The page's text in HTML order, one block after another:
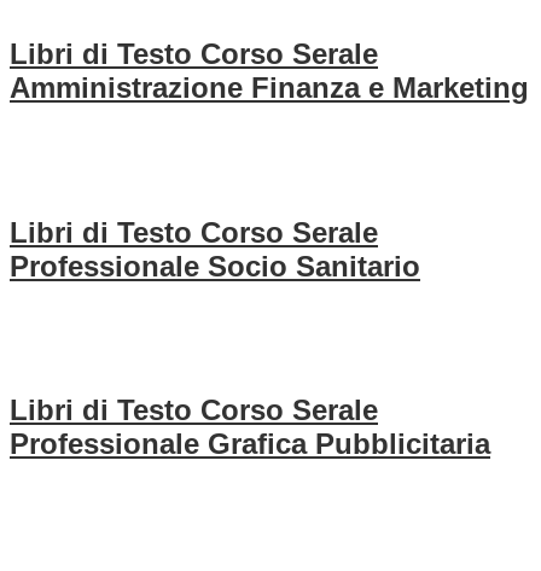
Libri di Testo Corso Serale
Amministrazione Finanza e Marketing
Libri di Testo Corso Serale
Professionale Socio Sanitario
Libri di Testo Corso Serale
Professionale Grafica Pubblicitaria